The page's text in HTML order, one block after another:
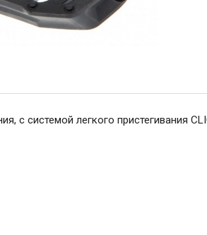
с системой легкого пристегивания